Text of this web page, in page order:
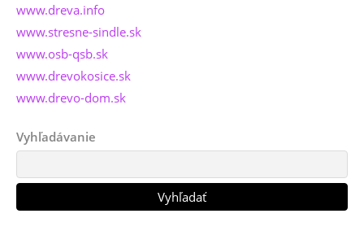
www.dreva.info
www.stresne-sindle.sk
www.osb-qsb.sk
www.drevokosice.sk
www.drevo-dom.sk
Vyhľadávanie